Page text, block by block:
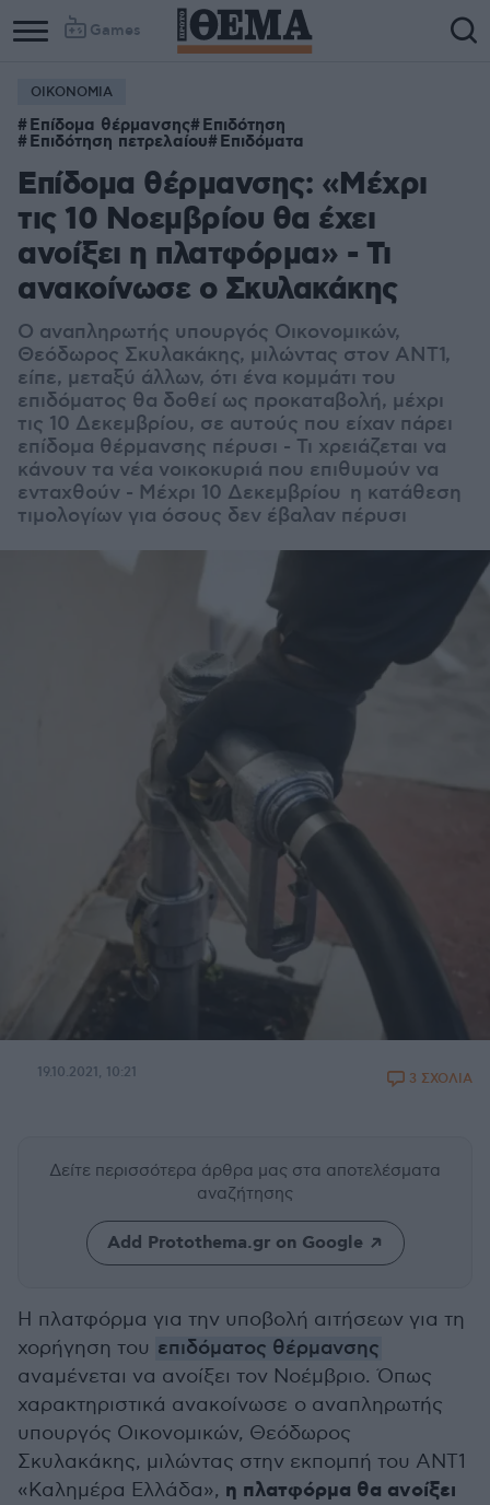
Games
ΟΙΚΟΝΟΜΙΑ
Επίδομα θέρμανσης Επιδότηση
Επιδότηση πετρελαίου Επιδόματα
Επίδομα θέρμανσης: «Μέχρι
τις 10 Νοεμβρίου θα έχει
ανοίξει η πλατφόρμα» - Τι
ανακοίνωσε ο Σκυλακάκης
Ο αναπληρωτής υπουργός Οικονομικών,
Θεόδωρος Σκυλακάκης, μιλώντας στον ΑΝΤ1,
είπε, μεταξύ άλλων, ότι ένα κομμάτι του
επιδόματος θα δοθεί ως προκαταβολή, μέχρι
τις 10 Δεκεμβρίου, σε αυτούς που είχαν πάρει
επίδομα θέρμανσης πέρυσι - Τι χρειάζεται να
κάνουν τα νέα νοικοκυριά που επιθυμούν να
ενταχθούν - Μέχρι 10 Δεκεμβρίου η κατάθεση
τιμολογίων για όσους δεν έβαλαν πέρυσι
19.10.2021, 10:21 3 ΣΧΟΛΙΑ
Δείτε περισσότερα άρθρα μας στα αποτελέσματα
αναζήτησης
Add Protothema.gr on Google
Η πλατφόρμα για την υποβολή αιτήσεων για τη
χορήγηση του επιδόματος θέρμανσης
αναμένεται να ανοίξει τον Νοέμβριο. Όπως
χαρακτηριστικά ανακοίνωσε ο αναπληρωτής
υπουργός Οικονομικών, Θεόδωρος
Σκυλακάκης, μιλώντας στην εκπομπή του ΑΝΤ1
«Καλημέρα Ελλάδα», η πλατφόρμα θα ανοίξει